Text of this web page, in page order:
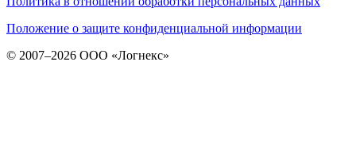
Положение о защите конфиденциальной информации
© 2007–2026 ООО «Логнекс»